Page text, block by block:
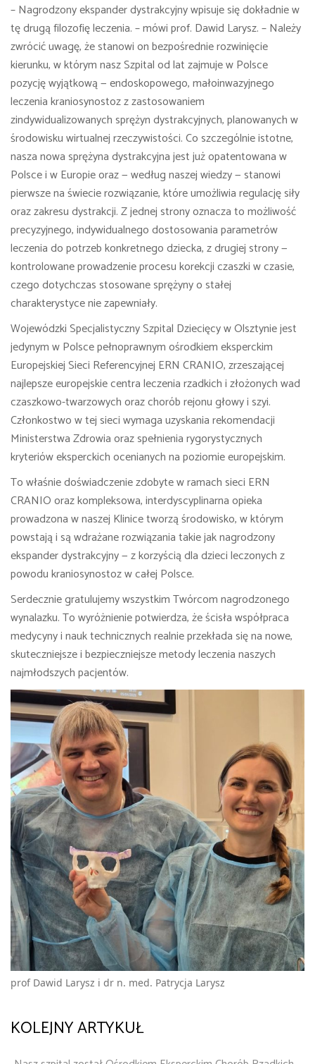
– Nagrodzony ekspander dystrakcyjny wpisuje się dokładnie w
tę drugą filozofię leczenia. – mówi prof. Dawid Larysz. – Należy
zwrócić uwagę, że stanowi on bezpośrednie rozwinięcie
kierunku, w którym nasz Szpital od lat zajmuje w Polsce
pozycję wyjątkową — endoskopowego, małoinwazyjnego
leczenia kraniosynostoz z zastosowaniem
zindywidualizowanych sprężyn dystrakcyjnych, planowanych w
środowisku wirtualnej rzeczywistości. Co szczególnie istotne,
nasza nowa sprężyna dystrakcyjna jest już opatentowana w
Polsce i w Europie oraz — według naszej wiedzy — stanowi
pierwsze na świecie rozwiązanie, które umożliwia regulację siły
oraz zakresu dystrakcji. Z jednej strony oznacza to możliwość
precyzyjnego, indywidualnego dostosowania parametrów
leczenia do potrzeb konkretnego dziecka, z drugiej strony —
kontrolowane prowadzenie procesu korekcji czaszki w czasie,
czego dotychczas stosowane sprężyny o stałej
charakterystyce nie zapewniały.
Wojewódzki Specjalistyczny Szpital Dziecięcy w Olsztynie jest
jedynym w Polsce pełnoprawnym ośrodkiem eksperckim
Europejskiej Sieci Referencyjnej ERN CRANIO, zrzeszającej
najlepsze europejskie centra leczenia rzadkich i złożonych wad
czaszkowo-twarzowych oraz chorób rejonu głowy i szyi.
Członkostwo w tej sieci wymaga uzyskania rekomendacji
Ministerstwa Zdrowia oraz spełnienia rygorystycznych
kryteriów eksperckich ocenianych na poziomie europejskim.
To właśnie doświadczenie zdobyte w ramach sieci ERN
CRANIO oraz kompleksowa, interdyscyplinarna opieka
prowadzona w naszej Klinice tworzą środowisko, w którym
powstają i są wdrażane rozwiązania takie jak nagrodzony
ekspander dystrakcyjny — z korzyścią dla dzieci leczonych z
powodu kraniosynostoz w całej Polsce.
Serdecznie gratulujemy wszystkim Twórcom nagrodzonego
wynalazku. To wyróżnienie potwierdza, że ścisła współpraca
medycyny i nauk technicznych realnie przekłada się na nowe,
skuteczniejsze i bezpieczniejsze metody leczenia naszych
najmłodszych pacjentów.
prof Dawid Larysz i dr n. med. Patrycja Larysz
KOLEJNY ARTYKUŁ